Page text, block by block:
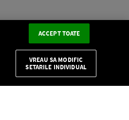
CONFIDENŢIALITATE
ACCEPT TOATE
VREAU SA MODIFIC
SETARILE INDIVIDUAL